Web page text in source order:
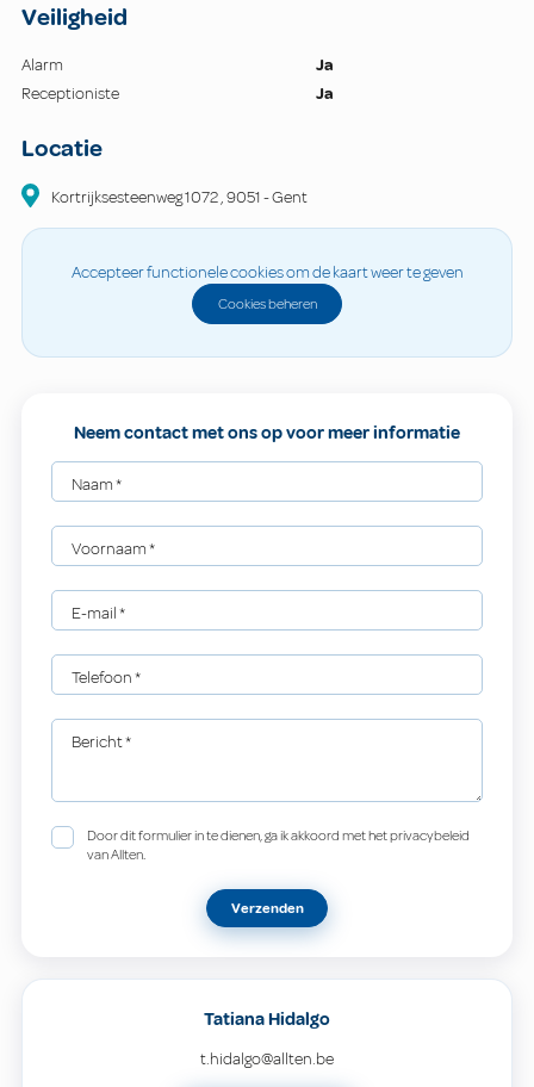
Veiligheid
Alarm
Ja
Receptioniste
Ja
Locatie
Kortrijksesteenweg1072,9051-Gent
Accepteer functionele cookies om de kaart weer te geven
Cookies beheren
Neem contact met ons op voor meer informatie
Naam*
Voornaam*
E-mail*
Telefoon*
Bericht*
Door dit formulier in te dienen, ga ik akkoord met het privacybeleid
van Allten.
Verzenden
Tatiana Hidalgo
t.hidalgo@allten.be